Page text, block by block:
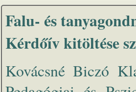
Falu- és
Kérdőív kitöltése
Kovácsné Biczó